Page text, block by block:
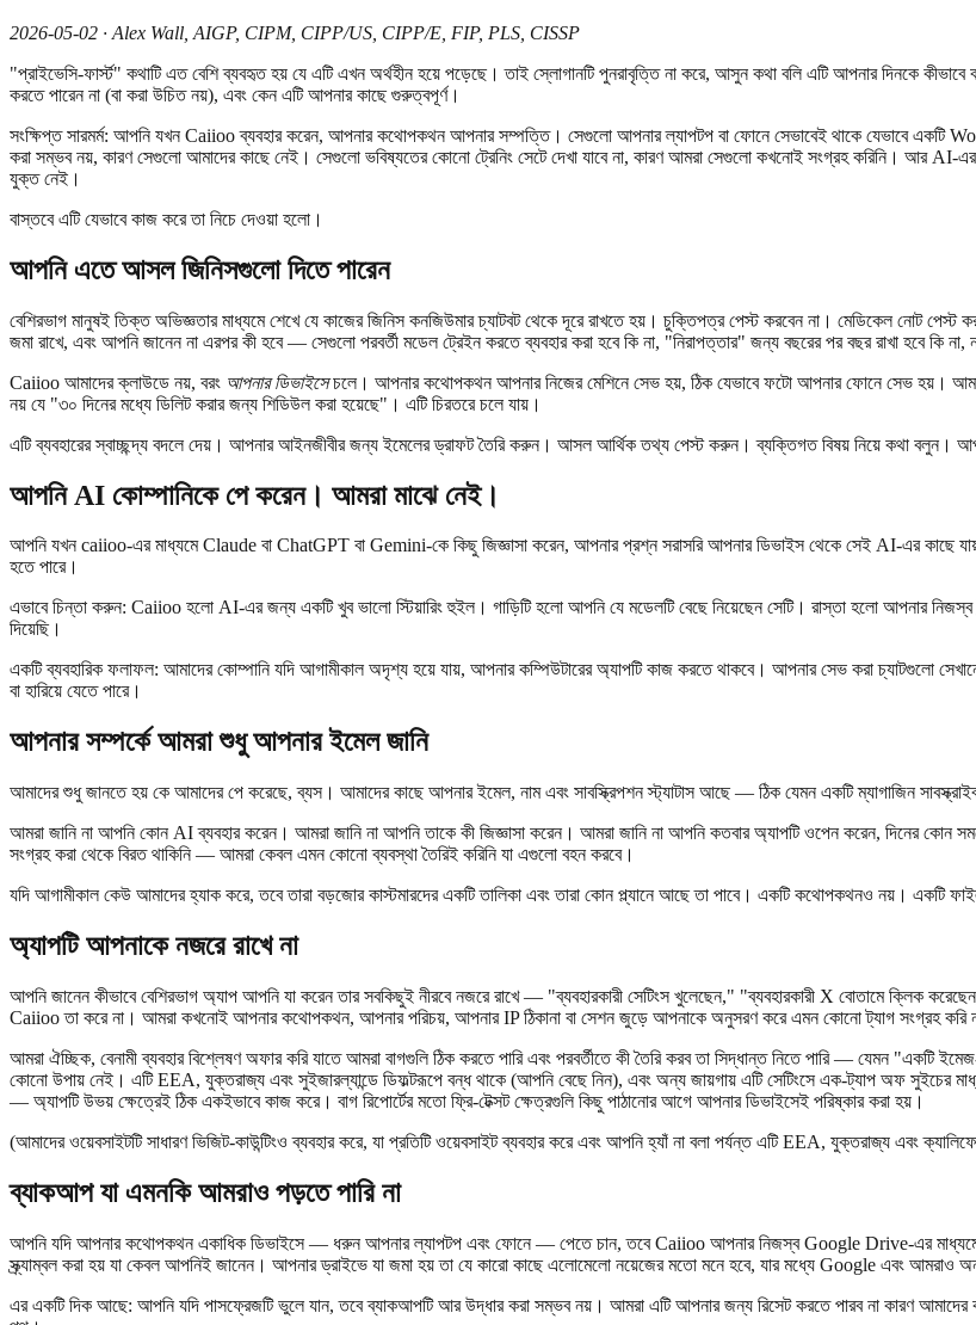
2026-05-02 · Alex Wall, AIGP, CIPM, CIPP/US, CIPP/E, FIP, PLS, CISSP
"প্রাইভেসি-ফার্স্ট" কথাটি এত বেশি ব্যবহৃত হয় যে এটি এখন অর্থহীন হয়ে পড়েছে। তাই স্লোগানটি পুনরাবৃত্তি না করে, আসুন কথা বলি এটি আপনার দিনকে
করতে পারেন না (বা করা উচিত নয়), এবং কেন এটি আপনার কাছে গুরুত্বপূর্ণ।
সংক্ষিপ্ত সারমর্ম: আপনি যখন Caiioo ব্যবহার করেন, আপনার কথোপকথন আপনার সম্পত্তি। সেগুলো আপনার ল্যাপটপ বা ফোনে সেভাবেই থাকে যেভাবে একটি
করা সম্ভব নয়, কারণ সেগুলো আমাদের কাছে নেই। সেগুলো ভবিষ্যতের কোনো ট্রেনিং সেটে দেখা যাবে না, কারণ আমরা সেগুলো কখনোই সংগ্রহ করিনি। আর AI-এর
যুক্ত নেই।
বাস্তবে এটি যেভাবে কাজ করে তা নিচে দেওয়া হলো।
আপনি এতে আসল জিনিসগুলো দিতে পারেন
বেশিরভাগ মানুষই তিক্ত অভিজ্ঞতার মাধ্যমে শেখে যে কাজের জিনিস কনজিউমার চ্যাটবট থেকে দূরে রাখতে হয়। চুক্তিপত্র পেস্ট করবেন না। মেডিকেল নোট
জমা রাখে, এবং আপনি জানেন না এরপর কী হবে — সেগুলো পরবর্তী মডেল ট্রেইন করতে ব্যবহার করা হবে কি না, "নিরাপত্তার" জন্য বছরের পর বছর রাখা হবে কি না,
Caiioo আমাদের ক্লাউডে নয়, বরং আপনার ডিভাইসেচলে। আপনার কথোপকথন আপনার নিজের মেশিনে সেভ হয়, ঠিক যেভাবে ফটো আপনার ফোনে সেভ হয়।
নয় যে "৩০ দিনের মধ্যে ডিলিট করার জন্য শিডিউল করা হয়েছে"। এটি চিরতরে চলে যায়।
এটি ব্যবহারের স্বাচ্ছন্দ্য বদলে দেয়। আপনার আইনজীবীর জন্য ইমেলের ড্রাফট তৈরি করুন। আসল আর্থিক তথ্য পেস্ট করুন। ব্যক্তিগত বিষয় নিয়ে কথা বলুন।
আপনি AI কোম্পানিকে পে করেন। আমরা মাঝে নেই।
আপনি যখন caiioo-এর মাধ্যমে Claude বা ChatGPT বা Gemini-কে কিছু জিজ্ঞাসা করেন, আপনার প্রশ্ন সরাসরি আপনার ডিভাইস থেকে সেই AI-এর কাছে
হতে পারে।
এভাবে চিন্তা করুন: Caiioo হলো AI-এর জন্য একটি খুব ভালো স্টিয়ারিং হুইল। গাড়িটি হলো আপনি যে মডেলটি বেছে নিয়েছেন সেটি। রাস্তা হলো আপনার নিজস্ব
দিয়েছি।
একটি ব্যবহারিক ফলাফল: আমাদের কোম্পানি যদি আগামীকাল অদৃশ্য হয়ে যায়, আপনার কম্পিউটারের অ্যাপটি কাজ করতে থাকবে। আপনার সেভ করা চ্যাটগুলো
বা হারিয়ে যেতে পারে।
আপনার সম্পর্কে আমরা শুধু আপনার ইমেল জানি
আমাদের শুধু জানতে হয় কে আমাদের পে করেছে, ব্যস। আমাদের কাছে আপনার ইমেল, নাম এবং সাবস্ক্রিপশন স্ট্যাটাস আছে — ঠিক যেমন একটি ম্যাগাজিন
আমরা জানি না আপনি কোন AI ব্যবহার করেন। আমরা জানি না আপনি তাকে কী জিজ্ঞাসা করেন। আমরা জানি না আপনি কতবার অ্যাপটি ওপেন করেন, দিনের কোন
সংগ্রহ করা থেকে বিরত থাকিনি — আমরা কেবল এমন কোনো ব্যবস্থা তৈরিই করিনি যা এগুলো বহন করবে।
যদি আগামীকাল কেউ আমাদের হ্যাক করে, তবে তারা বড়জোর কাস্টমারদের একটি তালিকা এবং তারা কোন প্ল্যানে আছে তা পাবে। একটি কথোপকথনও নয়। একটি
অ্যাপটি আপনাকে নজরে রাখে না
আপনি জানেন কীভাবে বেশিরভাগ অ্যাপ আপনি যা করেন তার সবকিছুই নীরবে নজরে রাখে — "ব্যবহারকারী সেটিংস খুলেছেন," "ব্যবহারকারী X বোতামে ক্লিক
Caiioo তা করে না। আমরা কখনোই আপনার কথোপকথন, আপনার পরিচয়, আপনার IP ঠিকানা বা সেশন জুড়ে আপনাকে অনুসরণ করে এমন কোনো ট্যাগ সংগ্রহ করি
আমরা ঐচ্ছিক, বেনামী ব্যবহার বিশ্লেষণ অফার করি যাতে আমরা বাগগুলি ঠিক করতে পারি এবং পরবর্তীতে কী তৈরি করব তা সিদ্ধান্ত নিতে পারি — যেমন "একটি
কোনো উপায় নেই। এটি EEA, যুক্তরাজ্য এবং সুইজারল্যান্ডে ডিফল্টরূপে বন্ধ থাকে (আপনি বেছে নিন), এবং অন্য জায়গায় এটি সেটিংসে এক-ট্যাপ অফ সুইচের
— অ্যাপটি উভয় ক্ষেত্রেই ঠিক একইভাবে কাজ করে। বাগ রিপোর্টের মতো ফ্রি-টেক্সট ক্ষেত্রগুলি কিছু পাঠানোর আগে আপনার ডিভাইসেই পরিষ্কার করা হয়।
(আমাদের ওয়েবসাইটটি সাধারণ ভিজিট-কাউন্টিংও ব্যবহার করে, যা প্রতিটি ওয়েবসাইট ব্যবহার করে এবং আপনি হ্যাঁ না বলা পর্যন্ত এটি EEA, যুক্তরাজ্য এবং
ব্যাকআপ যা এমনকি আমরাও পড়তে পারি না
আপনি যদি আপনার কথোপকথন একাধিক ডিভাইসে — ধরুন আপনার ল্যাপটপ এবং ফোনে — পেতে চান, তবে Caiioo আপনার নিজস্ব Google Drive-এর মাধ্যমে
স্ক্র্যাম্বল করা হয় যা কেবল আপনিই জানেন। আপনার ড্রাইভে যা জমা হয় তা যে কারো কাছে এলোমেলো নয়েজের মতো মনে হবে, যার মধ্যে Google এবং আমরাও
এর একটি দিক আছে: আপনি যদি পাসফ্রেজটি ভুলে যান, তবে ব্যাকআপটি আর উদ্ধার করা সম্ভব নয়। আমরা এটি আপনার জন্য রিসেট করতে পারব না কারণ